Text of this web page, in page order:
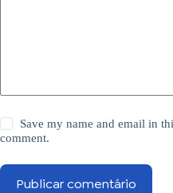
Save my name and email in
comment.
Publicar comentário